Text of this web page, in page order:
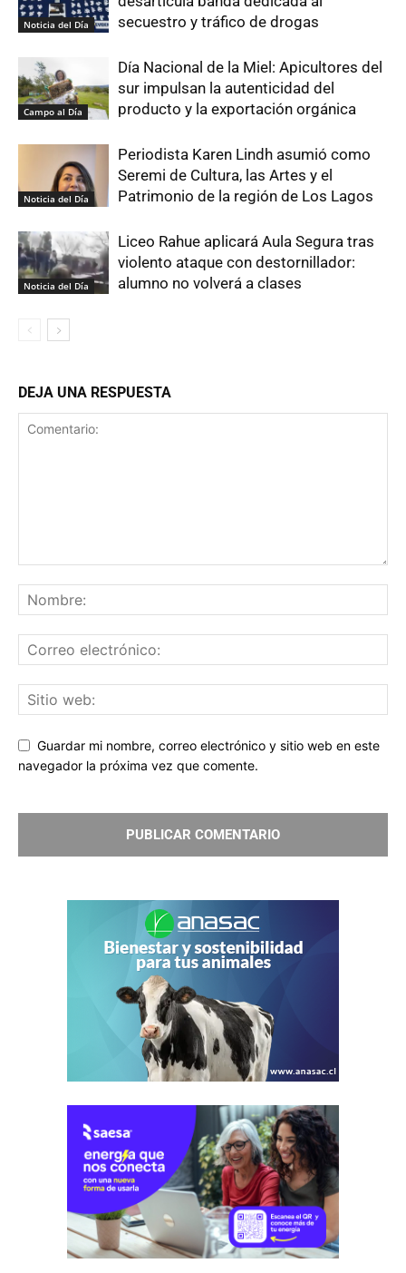
Noticia del Día
secuestro y tráfico de drogas
Campo al Día
Día Nacional de la Miel: Apicultores del
sur impulsan la autenticidad del
producto y la exportación orgánica
Noticia del Día
Periodista Karen Lindh asumió como
Seremi de Cultura, las Artes y el
Patrimonio de la región de Los Lagos
Noticia del Día
Liceo Rahue aplicará Aula Segura tras
violento ataque con destornillador:
alumno no volverá a clases
DEJA UNA RESPUESTA
Guardar mi nombre, correo electrónico y sitio web en este
navegador la próxima vez que comente.